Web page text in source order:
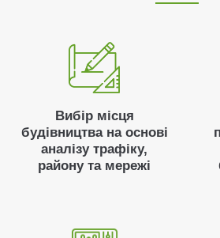
Вибір місця
будівництва на основі
аналізу трафіку,
району та мережі